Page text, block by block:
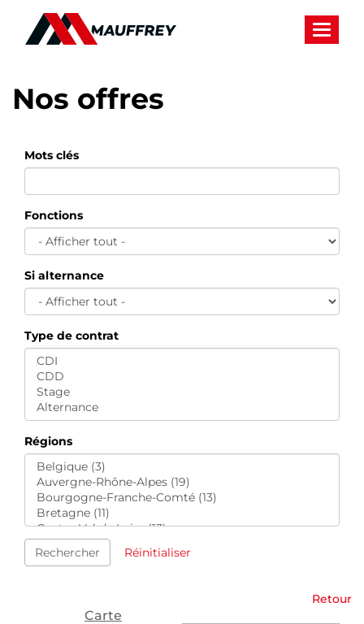
Nos offres
Mots clés
Fonctions
Si alternance
Type de contrat
Régions
Rechercher Réinitialiser
Retour
Carte